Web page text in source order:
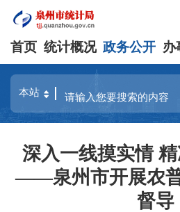
首页 统计概况 政务公开 办
深入一线摸实情
——泉州市开展农
督导